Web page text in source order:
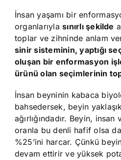
İnsan yaşamı bir
organlarıylasınırlı şekilde
toplar ve zihninde anlam
sinir sisteminin, yaptığı
oluşan bir enformasyon
ürünü olan seçimlerinin
İnsan beyninin kabaca
bahsedersek, beyin
ağırlığındadır. Beyin, insan
oranla bu denli hafif olsa
%25’ini harcar. Çünkü
devam ettirir ve yüksek